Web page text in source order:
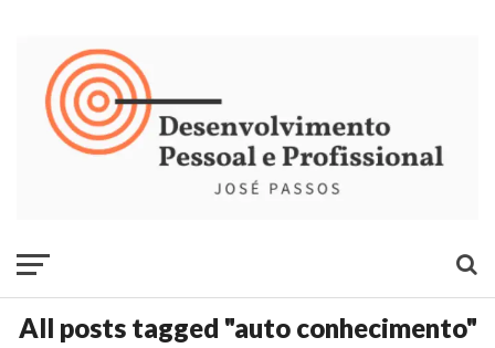
All posts tagged "auto conhecimento"